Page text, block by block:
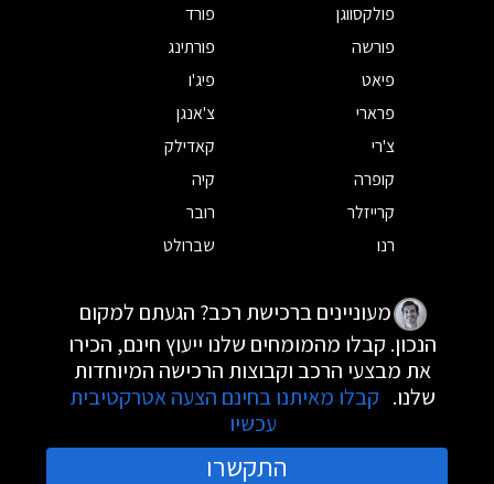
פולקסווגן
פורד
פורשה
פורתינג
פיאט
פיג'ו
פרארי
צ'אנגן
צ'רי
קאדילק
קופרה
קיה
קרייזלר
רובר
רנו
שברולט
מעוניינים ברכישת רכב? הגעתם למקום
הנכון. קבלו מהמומחים שלנו ייעוץ חינם, הכירו
את מבצעי הרכב וקבוצות הרכישה המיוחדות
שלנו. קבלו מאיתנו בחינם הצעה אטרקטיבית
עכשיו
התקשרו